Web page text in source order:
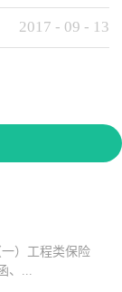
2017 - 09 - 13
）工程类保险
、...